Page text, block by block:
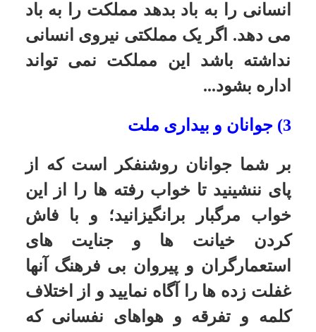
را فوز عظیم دانستن، رمز پیروزی
بود...
5) راه جوانان راه خدا
می خواهید کار بکنید و شما را منحرف
می کنند به راه دیگر! مع ذلک به شما
توصیه می کنم که حفظ کنید وحدت
خودتان را، و به شما مژده می دهم که
مع ذلک پیروز هستیئ. این خرابکارها به
جهنم می روند و شما جوانهای عزیز
راهتان راه خداست. برای خداست و
پیروز خواهید شد.
منبع: جوانان از دیدگاه امام خمینی،
موسسه تنظیم و نشر آثار امام خمینی
(قدس سره)